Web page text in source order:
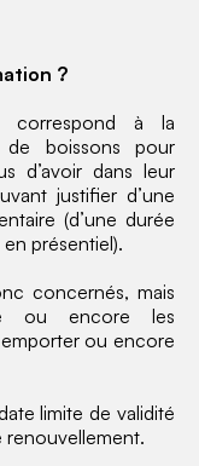
?
correspond à la
boissons pour
d’avoir dans leur
justifier d’une
(d’une durée
présentiel).
concernés, mais
ou encore les
ou encore
limite de validité
renouvellement.